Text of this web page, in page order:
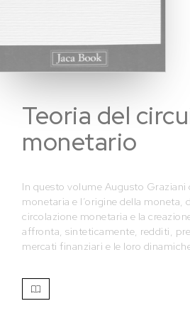
Teoria del
monetario
In questo volume Augusto Graziani
monetaria e l’origine della moneta,
circolazione monetaria e la
affronta, sinteticamente, redditi,
mercati finanziari e le loro